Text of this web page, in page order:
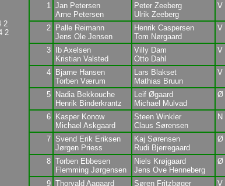
2
2
1
Jan Petersen
Arne Petersen
Peter Zeeberg
Ulrik Zeeberg
V
2
Palle Reimann
Jens Ole Jensen
Henrik Caspersen
Tom Nørgaard
V
3
Ib Axelsen
Kristian Valsted
Villy Dam
Otto Dahl
V
4
Bjarne Hansen
Torben Værum
Lars Blakset
Mathias Bruun
V
5
Nadia Bekkouche
Henrik Binderkrantz
Leif Øgaard
Michael Mulvad
Ø
6
Kasper Konow
Michael Askgaard
Steen Winkler
Claus Sørensen
N
7
Svend Erik Eriksen
Jørgen Priess
Kaj Sørensen
Rudi Bjerregaard
Ø
8 Torben Ebbesen
Flemming Jørgensen
Niels Krøjgaard
Jens Ove Henneberg
Ø
9 Thorvald Aagaard
Søren Fritzbøger
V